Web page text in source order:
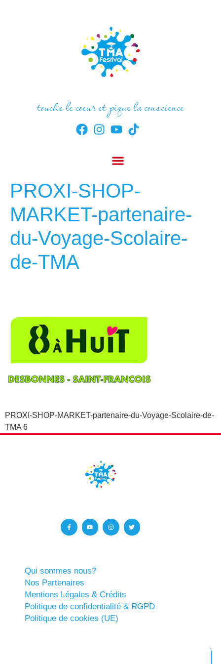
touche le coeur et pique la conscience
PROXI-SHOP-
MARKET-partenaire-
du-Voyage-Scolaire-
de-TMA
PROXI-SHOP-MARKET-partenaire-du-Voyage-Scolaire-de-
TMA 6
Qui sommes nous?
Nos Partenaires
Mentions Légales & Crédits
Politique de confidentialité & RGPD
Politique de cookies (UE)